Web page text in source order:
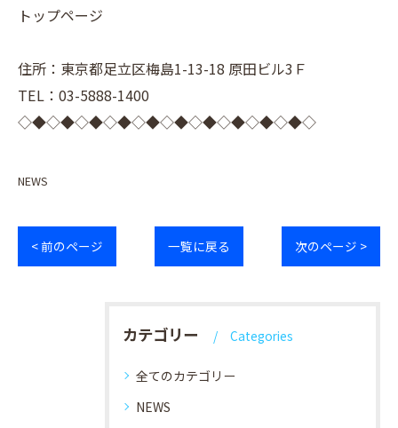
トップページ
住所：東京都足立区梅島1-13-18 原田ビル3Ｆ
TEL：03-5888-1400
◇◆◇◆◇◆◇◆◇◆◇◆◇◆◇◆◇◆◇◆◇
NEWS
< 前のページ 一覧に戻る 次のページ >
カテゴリー Categories
全てのカテゴリー
NEWS